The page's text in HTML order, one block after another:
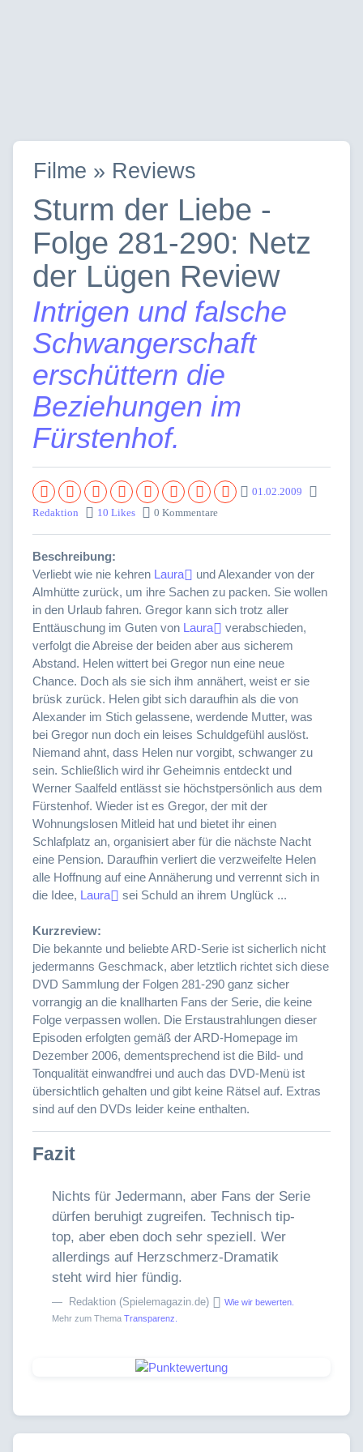
Filme » Reviews
Sturm der Liebe -
Folge 281-290: Netz
der Lügen Review
Intrigen und falsche
Schwangerschaft
erschüttern die
Beziehungen im
Fürstenhof.
01.02.2009
Redaktion
10 Likes 0 Kommentare
Beschreibung:
Verliebt wie nie kehren Laura
und Alexander von der
Almhütte zurück, um ihre Sachen zu packen. Sie wollen
in den Urlaub fahren. Gregor kann sich trotz aller
Enttäuschung im Guten von Laura
verabschieden,
verfolgt die Abreise der beiden aber aus sicherem
Abstand. Helen wittert bei Gregor nun eine neue
Chance. Doch als sie sich ihm annähert, weist er sie
brüsk zurück. Helen gibt sich daraufhin als die von
Alexander im Stich gelassene, werdende Mutter, was
bei Gregor nun doch ein leises Schuldgefühl auslöst.
Niemand ahnt, dass Helen nur vorgibt, schwanger zu
sein. Schließlich wird ihr Geheimnis entdeckt und
Werner Saalfeld entlässt sie höchstpersönlich aus dem
Fürstenhof. Wieder ist es Gregor, der mit der
Wohnungslosen Mitleid hat und bietet ihr einen
Schlafplatz an, organisiert aber für die nächste Nacht
eine Pension. Daraufhin verliert die verzweifelte Helen
alle Hoffnung auf eine Annäherung und verrennt sich in
die Idee, Laura sei Schuld an ihrem Unglück ...
Kurzreview:
Die bekannte und beliebte ARD-Serie ist sicherlich nicht
jedermanns Geschmack, aber letztlich richtet sich diese
DVD Sammlung der Folgen 281-290 ganz sicher
vorrangig an die knallharten Fans der Serie, die keine
Folge verpassen wollen. Die Erstaustrahlungen dieser
Episoden erfolgten gemäß der ARD-Homepage im
Dezember 2006, dementsprechend ist die Bild- und
Tonqualität einwandfrei und auch das DVD-Menü ist
übersichtlich gehalten und gibt keine Rätsel auf. Extras
sind auf den DVDs leider keine enthalten.
Fazit
Nichts für Jedermann, aber Fans der Serie
dürfen beruhigt zugreifen. Technisch tip-
top, aber eben doch sehr speziell. Wer
allerdings auf Herzschmerz-Dramatik
steht wird hier fündig.
Redaktion (Spielemagazin.de)
Wie wir bewerten.
Mehr zum Thema Transparenz.